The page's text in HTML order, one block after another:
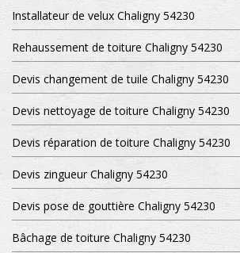
Installateur de velux Chaligny 54230
Rehaussement de toiture Chaligny 54230
Devis changement de tuile Chaligny 54230
Devis nettoyage de toiture Chaligny 54230
Devis réparation de toiture Chaligny 54230
Devis zingueur Chaligny 54230
Devis pose de gouttière Chaligny 54230
Bâchage de toiture Chaligny 54230